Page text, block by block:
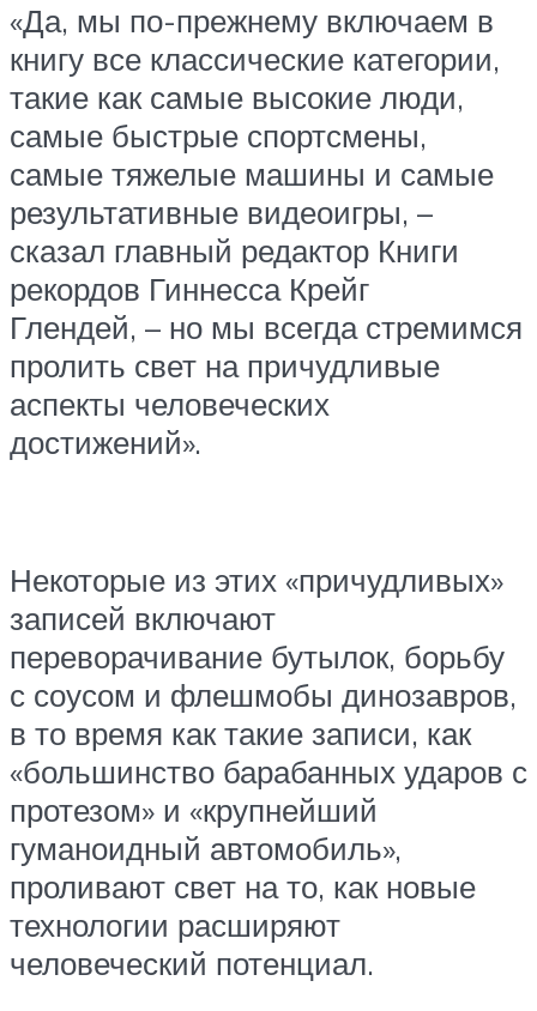
«Да, мы по-прежнему включаем в
книгу все классические категории,
такие как самые высокие люди,
самые быстрые спортсмены,
самые тяжелые машины и самые
результативные видеоигры, –
сказал главный редактор Книги
рекордов Гиннесса Крейг
Глендей, – но мы всегда стремимся
пролить свет на причудливые
аспекты человеческих
достижений».
Некоторые из этих «причудливых»
записей включают
переворачивание бутылок, борьбу
с соусом и флешмобы динозавров,
в то время как такие записи, как
«большинство барабанных ударов с
протезом» и «крупнейший
гуманоидный автомобиль»,
проливают свет на то, как новые
технологии расширяют
человеческий потенциал.